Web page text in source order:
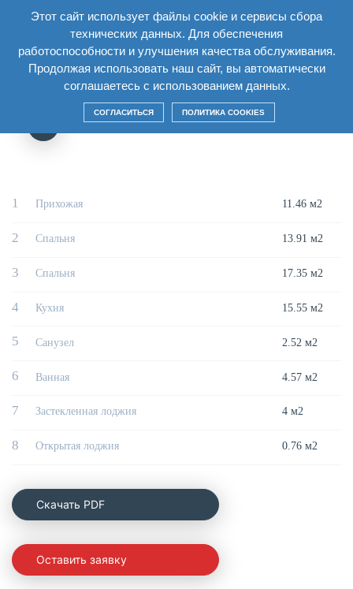
Этот сайт использует файлы cookie и сервисы сбора
технических данных. Для обеспечения
работоспособности и улучшения качества обслуживания.
Продолжая использовать наш сайт, вы автоматически
соглашаетесь с использованием данных.
СОГЛАСИТЬСЯ ПОЛИТИКА COOKIES
RU
Главная Секция4 Этаж4 /Двухкомнатная квартира 2А3
ДВУХКОМНАТНАЯ КВАРТИРА 2А3
1 Прихожая 11.46 м2
2 Спальня 13.91 м2
3 Спальня 17.35 м2
4 Кухня 15.55 м2
5 Санузел 2.52 м2
6 Ванная 4.57 м2
7 Застекленная лоджия 4 м2
8 Открытая лоджия 0.76 м2
Cкачать PDF
Оставить заявку